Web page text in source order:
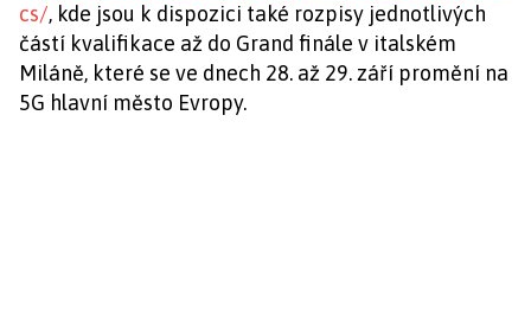
cs/, kde jsou k dispozici také rozpisy jednotlivých
částí kvalifikace až do Grand finále v italském
Miláně, které se ve dnech 28. až 29. září promění na
5G hlavní město Evropy.